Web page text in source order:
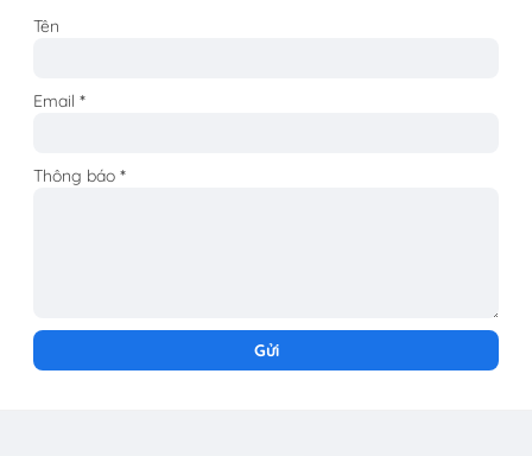
Tên
Email*
Thông báo*